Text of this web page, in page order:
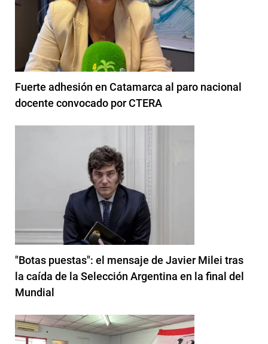
Fuerte adhesión en Catamarca al paro nacional
docente convocado por CTERA
"Botas puestas": el mensaje de Javier Milei tras
la caída de la Selección Argentina en la final del
Mundial